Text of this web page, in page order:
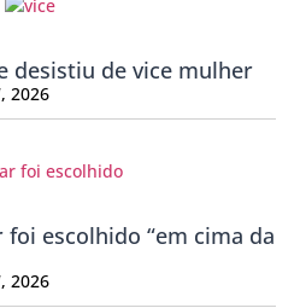
desistiu de vice mulher
2026
foi escolhido “em cima da
2026